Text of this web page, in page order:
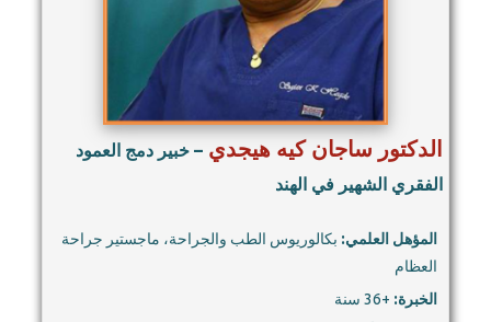
الدكتور ساجان كيه هيجدي – خبير دمج العمود
الفقري الشهير في الهند
المؤهل العلمي: بكالوريوس الطب والجراحة، ماجستير جراحة
العظام
الخبرة: +36 سنة